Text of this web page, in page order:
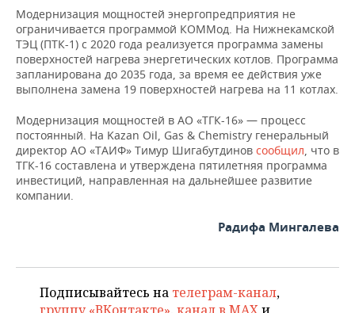
Модернизация мощностей энергопредприятия не
ограничивается программой КОММод. На Нижнекамской
ТЭЦ (ПТК-1) с 2020 года реализуется программа замены
поверхностей нагрева энергетических котлов. Программа
запланирована до 2035 года, за время ее действия уже
выполнена замена 19 поверхностей нагрева на 11 котлах.
Модернизация мощностей в АО «ТГК-16» — процесс
постоянный. На Kazan Oil, Gas & Chemistry генеральный
директор АО «ТАИФ» Тимур Шигабутдинов сообщил , что в
ТГК-16 составлена и утверждена пятилетняя программа
инвестиций, направленная на дальнейшее развитие
компании.
Радифа Мингалева
Подписывайтесь на телеграм-канал,
группу «ВКонтакте»,канал в MAXи